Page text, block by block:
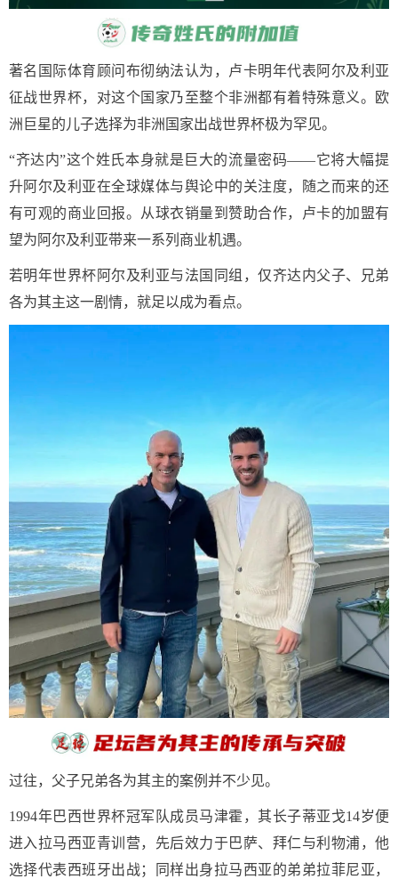
著名国际体育顾问布彻纳法认为，卢卡明年代表阿尔及利亚
征战世界杯，对这个国家乃至整个非洲都有着特殊意义。欧
洲巨星的儿子选择为非洲国家出战世界杯极为罕见。
“齐达内”这个姓氏本身就是巨大的流量密码——它将大幅提
升阿尔及利亚在全球媒体与舆论中的关注度，随之而来的还
有可观的商业回报。从球衣销量到赞助合作，卢卡的加盟有
望为阿尔及利亚带来一系列商业机遇。
若明年世界杯阿尔及利亚与法国同组，仅齐达内父子、兄弟
各为其主这一剧情，就足以成为看点。
过往，父子兄弟各为其主的案例并不少见。
1994年巴西世界杯冠军队成员马津霍，其长子蒂亚戈14岁便
进入拉马西亚青训营，先后效力于巴萨、拜仁与利物浦，他
选择代表西班牙出战；同样出身拉马西亚的弟弟拉菲尼亚，